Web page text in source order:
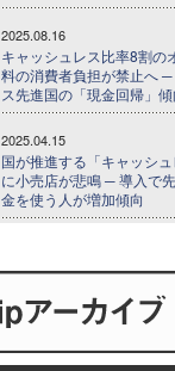
2025.08.16
キャッシュレス比率8割の
料の消費者負担が禁止へ
ス先進国の「現金回帰」
2025.04.15
国が推進する「キャッシ
に小売店が悲鳴 ─ 導入で
金を使う人が増加傾向